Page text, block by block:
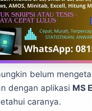
belum
dengan aplikasi MS
caranya.